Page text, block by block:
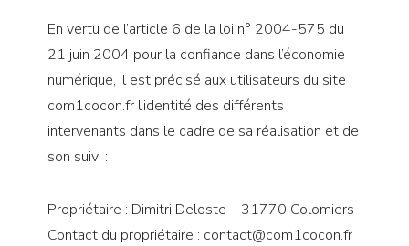
En vertu de l’article 6 de la loi n° 2004-575 du
21 juin 2004 pour la confiance dans l’économie
numérique, il est précisé aux utilisateurs du site
com1cocon.fr l’identité des différents
intervenants dans le cadre de sa réalisation et de
son suivi :
Propriétaire : Dimitri Deloste – 31770 Colomiers
Contact du propriétaire : contact@com1cocon.fr